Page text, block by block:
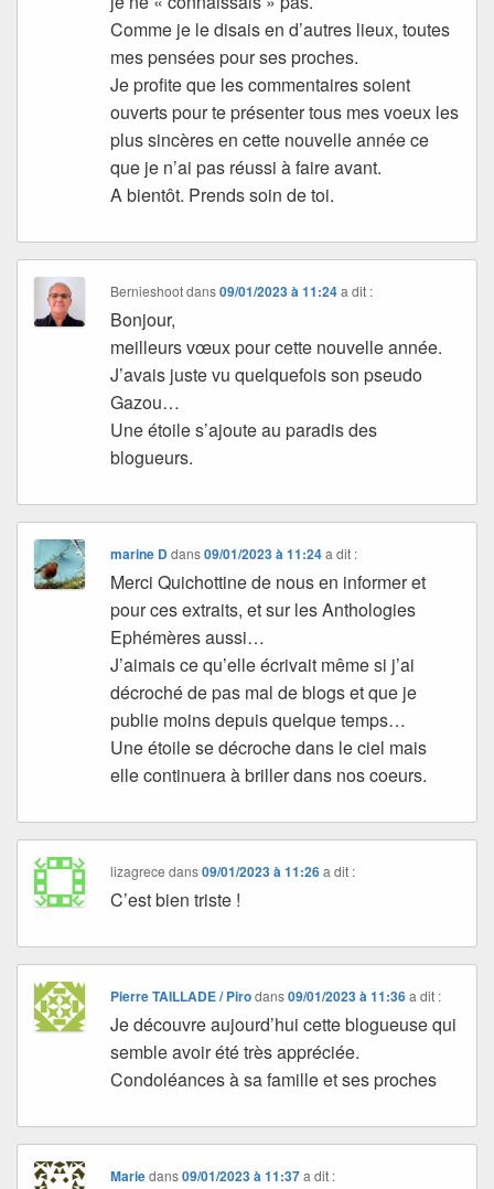
Comme je le disais en d’autres lieux, toutes
mes pensées pour ses proches.
Je profite que les commentaires soient
ouverts pour te présenter tous mes voeux les
plus sincères en cette nouvelle année ce
que je n’ai pas réussi à faire avant.
A bientôt. Prends soin de toi.
Bernieshootdans09/01/2023 à 11:24 a dit :
Bonjour,
meilleurs vœux pour cette nouvelle année.
J’avais juste vu quelquefois son pseudo
Gazou…
Une étoile s’ajoute au paradis des
blogueurs.
marine Ddans09/01/2023 à 11:24 a dit :
Merci Quichottine de nous en informer et
pour ces extraits, et sur les Anthologies
Ephémères aussi…
J’aimais ce qu’elle écrivait même si j’ai
décroché de pas mal de blogs et que je
publie moins depuis quelque temps…
Une étoile se décroche dans le ciel mais
elle continuera à briller dans nos coeurs.
lizagrece dans09/01/2023 à 11:26 a dit :
C’est bien triste !
Pierre TAILLADE / Pirodans09/01/2023 à 11:36 a dit :
Je découvre aujourd’hui cette blogueuse qui
semble avoir été très appréciée.
Condoléances à sa famille et ses proches
Mariedans09/01/2023 à 11:37 a dit :